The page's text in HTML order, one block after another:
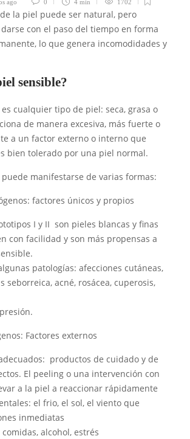
ago 0 4 min 1702
la piel puede ser natural, pero
con el paso del tiempo en forma
lo que genera incomodidades y
sensible?
cualquier tipo de piel: seca, grasa o
de manera excesiva, más fuerte o
a un factor externo o interno que
bien tolerado por una piel normal.
manifestarse de varias formas:
factores únicos y propios
I y II son pieles blancas y finas
con facilidad y son más propensas a
patologías: afecciones cutáneas,
seborreica, acné, rosácea, cuperosis,
Factores externos
productos de cuidado y de
El peeling o una intervención con
a la piel a reaccionar rápidamente
el frio, el sol, el viento que
inmediatas
comidas, alcohol, estrés